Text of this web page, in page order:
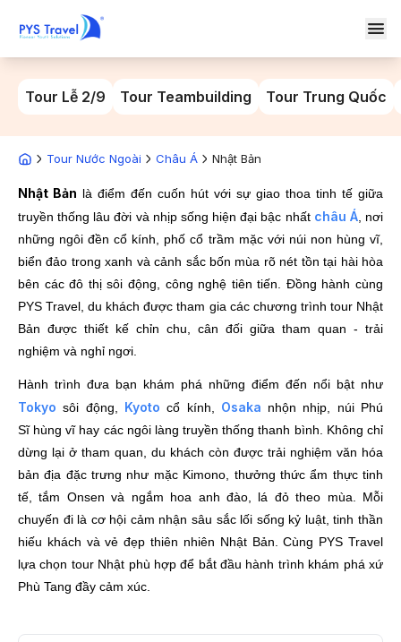
Tour Lễ 2/9 Tour Teambuilding Tour Trung Quốc
Tour Nước Ngoài Châu Á Nhật Bản
Nhật Bản là điểm đến cuốn hút với sự giao thoa tinh tế giữa
truyền thống lâu đời và nhịp sống hiện đại bậc nhất châu Á, nơi
những ngôi đền cổ kính, phố cổ trầm mặc với núi non hùng vĩ,
biển đảo trong xanh và cảnh sắc bốn mùa rõ nét tồn tại hài hòa
bên các đô thị sôi động, công nghệ tiên tiến. Đồng hành cùng
PYS Travel, du khách được tham gia các chương trình tour Nhật
Bản được thiết kế chỉn chu, cân đối giữa tham quan - trải
nghiệm và nghỉ ngơi.
Hành trình đưa bạn khám phá những điểm đến nổi bật như
Tokyo sôi động, Kyoto cổ kính, Osaka nhộn nhịp, núi Phú
Sĩ hùng vĩ hay các ngôi làng truyền thống thanh bình. Không chỉ
dừng lại ở tham quan, du khách còn được trải nghiệm văn hóa
bản địa đặc trưng như mặc Kimono, thưởng thức ẩm thực tinh
tế, tắm Onsen và ngắm hoa anh đào, lá đỏ theo mùa. Mỗi
chuyến đi là cơ hội cảm nhận sâu sắc lối sống kỷ luật, tinh thần
hiếu khách và vẻ đẹp thiên nhiên Nhật Bản. Cùng PYS Travel
lựa chọn tour Nhật phù hợp để bắt đầu hành trình khám phá xứ
Phù Tang đầy cảm xúc.